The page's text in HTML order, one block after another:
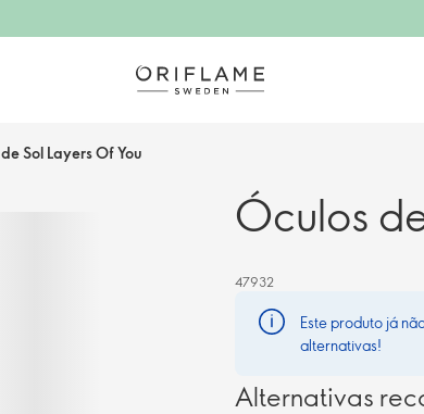
Sol Layers Of You
Óculos
47932
Este produto já
alternativas!
Alternativas